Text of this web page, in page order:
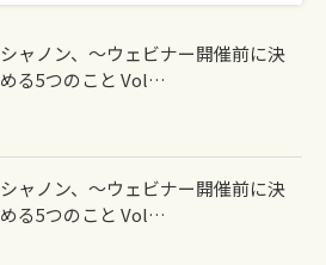
シャノン、～ウェビナー開催前に決
める5つのこと Vol…
シャノン、～ウェビナー開催前に決
める5つのこと Vol…